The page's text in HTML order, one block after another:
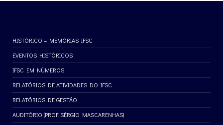
HISTÓRICO – MEMÓRIAS IFSC
EVENTOS HISTÓRICOS
IFSC EM NÚMEROS
RELATÓRIOS DE ATIVIDADES DO IFSC
RELATÓRIOS DE GESTÃO
AUDITÓRIO (PROF. SÉRGIO MASCARENHAS)